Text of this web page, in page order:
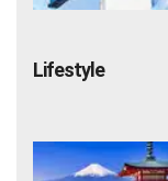
Lifestyle